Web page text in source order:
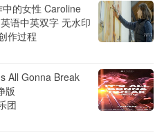
中的女性 Caroline
语中英双字 无水印
作过程
All Gonna Break
版
团